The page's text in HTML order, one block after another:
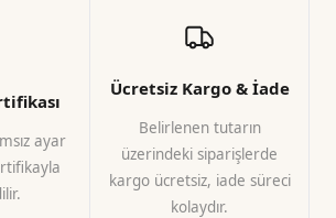
ayar
Ücretsiz Kargo & İade
Belirlenen tutarın
üzerindeki siparişlerde
kargo ücretsiz, iade süreci
kolaydır.